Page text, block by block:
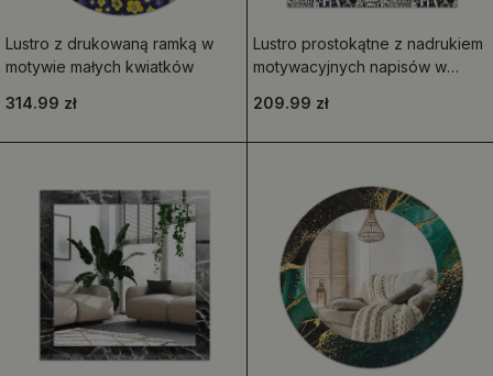
Lustro z drukowaną ramką w
motywie małych kwiatków
314.99 zł
Lustro prostokątne z nadrukiem
motywacyjnych napisów w
209.99 zł